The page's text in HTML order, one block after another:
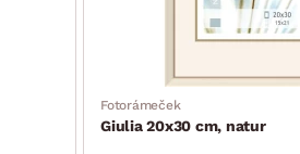
Fotorámeček
Giulia 20x30 cm, natur